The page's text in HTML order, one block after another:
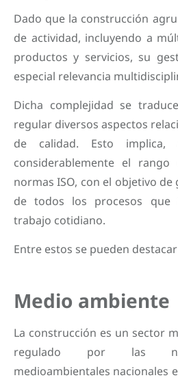
Dado que la construcción
de actividad, incluyendo a
productos y servicios, su
especial relevancia
Dicha complejidad se
regular diversos aspectos
de calidad. Esto
considerablemente el
normas ISO, con el objetivo
de todos los procesos
trabajo cotidiano.
Entre estos se pueden
Medio ambiente
La construcción es un sector
regulado por las
medioambientales nacionales